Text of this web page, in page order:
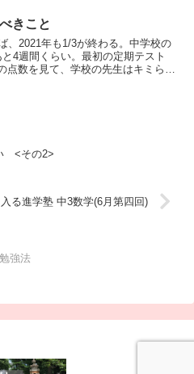
きこと
、2021年も1/3が終わる。中学校の
4週間くらい。最初の定期テスト
点数を見て、学校の先生はキミらに
<その2>
る進学塾 中3数学(6月第四回)
強法